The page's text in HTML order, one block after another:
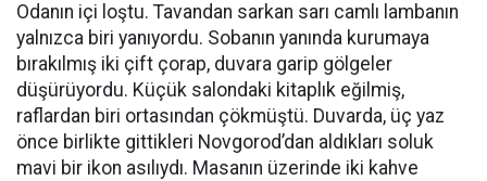
Odanın içi loştu. Tavandan sarkan sarı camlı lambanın
yalnızca biri yanıyordu. Sobanın yanında kurumaya
bırakılmış iki çift çorap, duvara garip gölgeler
düşürüyordu. Küçük salondaki kitaplık eğilmiş,
raflardan biri ortasından çökmüştü. Duvarda, üç yaz
önce birlikte gittikleri Novgorod’dan aldıkları soluk
mavi bir ikon asılıydı. Masanın üzerinde iki kahve